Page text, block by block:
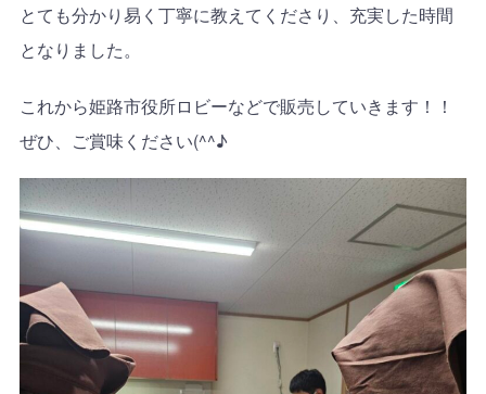
とても分かり易く丁寧に教えてくださり、充実した時間
となりました。
これから姫路市役所ロビーなどで販売していきます！！
ぜひ、ご賞味ください(^^♪